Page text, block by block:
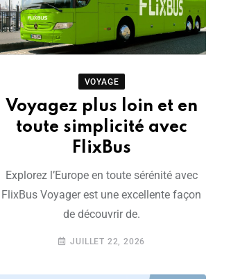
VOYAGE
Voyagez plus loin et en
toute simplicité avec
FlixBus
Explorez l’Europe en toute sérénité avec
FlixBus Voyager est une excellente façon
de découvrir de.
JUILLET 22, 2026